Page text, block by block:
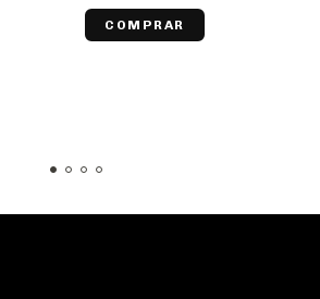
COMPRAR